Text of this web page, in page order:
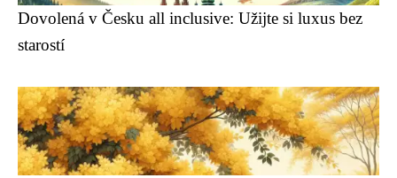
Dovolená v Česku all inclusive: Užijte si luxus bez
starostí